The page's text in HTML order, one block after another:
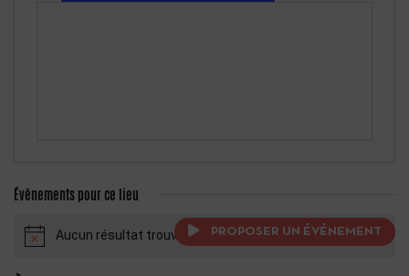
Évènements pour ce lieu
NoticeAucun résultat trouvé. PROPOSER UN ÉVÉNEMENT